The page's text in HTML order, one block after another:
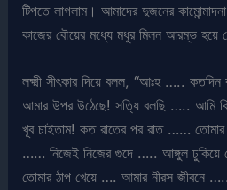
টিপতে লাগলাম। আমাদের দুজনের
কাজের বৌয়ের মধ্যে মধুর মিলন আরম্ভ হয়ে
লক্ষ্মী সীৎকার দিয়ে বলল, “আঃহ …..
আমার উপর উঠেছে! সত্যি বলছি ….. আমি
খূব চাইতাম! কত রাতের পর রাত ……
…… নিজেই নিজের গুদে ….. আঙ্গুল ঢুকিয়ে
তোমার ঠাপ খেয়ে …. আমার নীরস জীবনে